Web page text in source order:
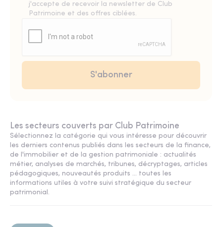
j'accepte de recevoir la newsletter de Club
Patrimoine et des offres ciblées.
Les secteurs couverts par Club Patrimoine
Sélectionnez la catégorie qui vous intéresse pour découvrir
les derniers contenus publiés dans les secteurs de la finance,
de l'immobilier et de la gestion patrimoniale : actualités
métier, analyses de marchés, tribunes, décryptages, articles
pédagogiques, nouveautés produits ... toutes les
informations utiles à votre suivi stratégique du secteur
patrimonial.